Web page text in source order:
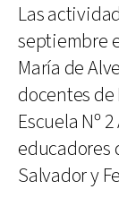
Las
septiembre
María de
docentes de
Escuela Nº
educadores
Salvador y